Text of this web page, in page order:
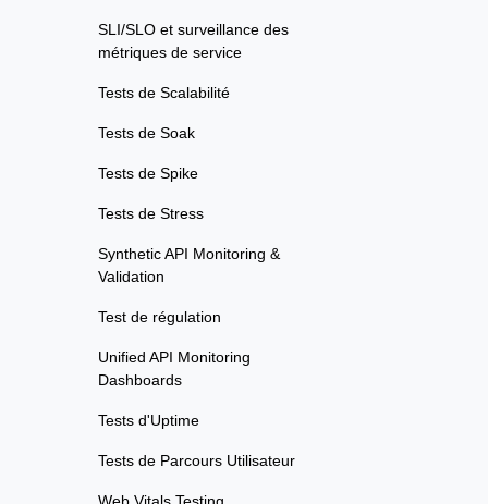
SLI/SLO et surveillance des
métriques de service
Tests de Scalabilité
Tests de Soak
Tests de Spike
Tests de Stress
Synthetic API Monitoring &
Validation
Test de régulation
Unified API Monitoring
Dashboards
Tests d'Uptime
Tests de Parcours Utilisateur